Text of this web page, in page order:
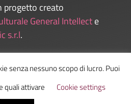
progetto creato
General Intellecte
s.r.l.
senza nessuno scopo di lucro. Puoi
quali attivare
Cookie settings